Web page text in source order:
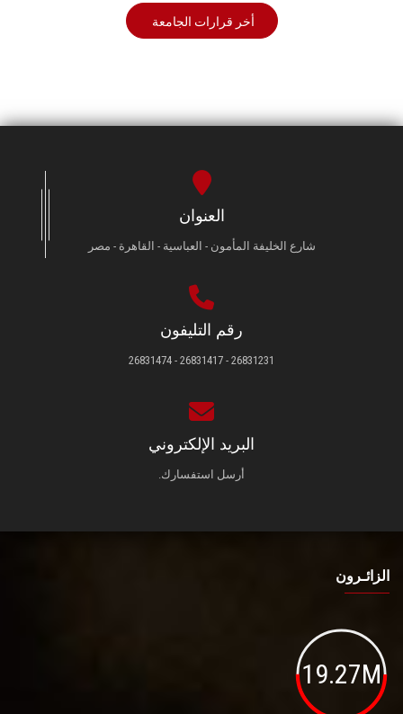
أخر قرارات الجامعة
العنوان
شارع الخليفة المأمون - العباسية - القاهرة - مصر
رقم التليفون
26831231 - 26831417 - 26831474
البريد الإلكتروني
أرسل استفسارك.
الزائـرون
19.27M